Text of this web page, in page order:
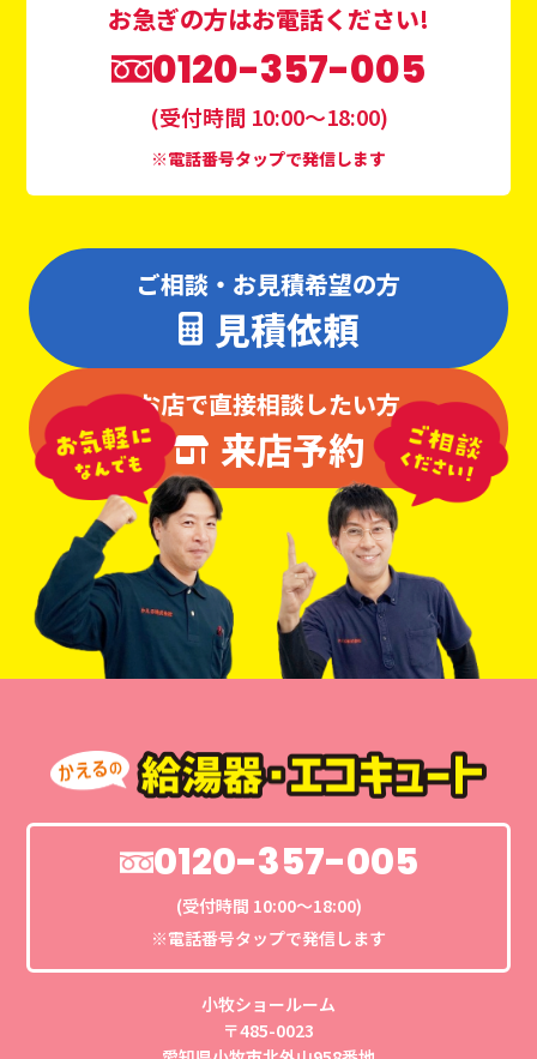
お急ぎの方はお電話ください!
0120-357-005
(受付時間 10:00〜18:00)
※電話番号タップで発信します
ご相談・お見積希望の方
見積依頼
お店で直接相談したい方
来店予約
0120-357-005
(受付時間 10:00〜18:00)
※電話番号タップで発信します
小牧ショールーム
〒485-0023